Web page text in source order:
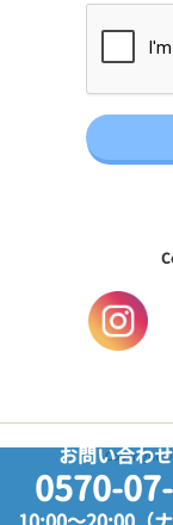
お問い合わ
0570-
Copyright ©